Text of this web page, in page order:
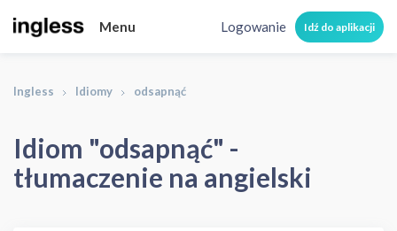
Menu Logowanie Idź do aplikacji
Ingless Idiomy odsapnąć
Idiom "odsapnąć" -
tłumaczenie na angielski